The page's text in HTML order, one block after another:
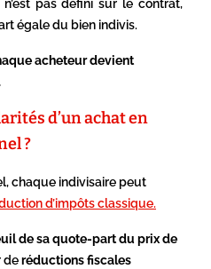
pas défini sur le contrat,
égale du bien indivis.
acheteur devient
d’un achat en
?
chaque indivisaire peut
d’impôts classique.
de sa quote-part du prix de
deréductions fiscales